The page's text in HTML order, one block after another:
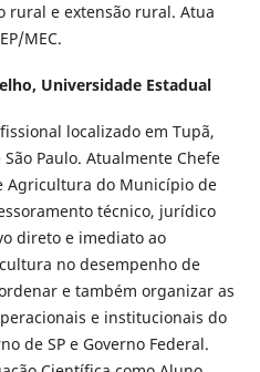
rural e extensão rural. Atua
MEC.
Universidade Estadual
localizado em Tupã,
Paulo. Atualmente Chefe
Agricultura do Município de
técnico, jurídico
direto e imediato ao
no desempenho de
e também organizar as
e institucionais do
de SP e Governo Federal.